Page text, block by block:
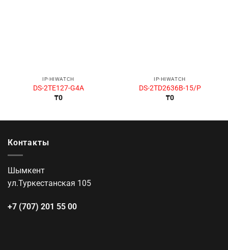
IP-HIWATCH
DS-2TE127-G4A
₸0
IP-HIWATCH
DS-2TD2636B-15/P
₸0
Контакты
Шымкент
ул.Туркестанская 105
+7 (707) 201 55 00